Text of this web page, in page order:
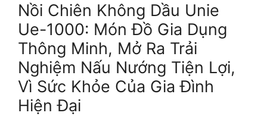
Nồi Chiên Không Dầu Unie
Ue-1000: Món Đồ Gia Dụng
Thông Minh, Mở Ra Trải
Nghiệm Nấu Nướng Tiện Lợi,
Vì Sức Khỏe Của Gia Đình
Hiện Đại